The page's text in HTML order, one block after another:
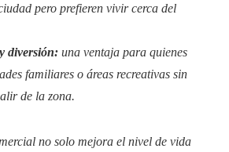
pero prefieren vivir cerca del
diversión: una ventaja para quienes
familiares o áreas recreativas sin
de la zona.
no solo mejora el nivel de vida